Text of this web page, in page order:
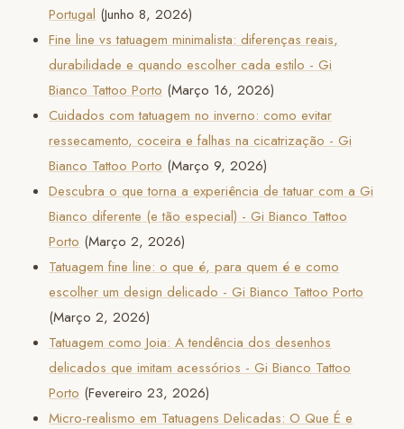
Portugal (Junho 8, 2026)
Fine line vs tatuagem minimalista: diferenças reais,
durabilidade e quando escolher cada estilo - Gi
Bianco Tattoo Porto (Março 16, 2026)
Cuidados com tatuagem no inverno: como evitar
ressecamento, coceira e falhas na cicatrização - Gi
Bianco Tattoo Porto (Março 9, 2026)
Descubra o que torna a experiência de tatuar com a Gi
Bianco diferente (e tão especial) - Gi Bianco Tattoo
Porto (Março 2, 2026)
Tatuagem fine line: o que é, para quem é e como
escolher um design delicado - Gi Bianco Tattoo Porto
(Março 2, 2026)
Tatuagem como Joia: A tendência dos desenhos
delicados que imitam acessórios - Gi Bianco Tattoo
Porto (Fevereiro 23, 2026)
Micro-realismo em Tatuagens Delicadas: O Que É e